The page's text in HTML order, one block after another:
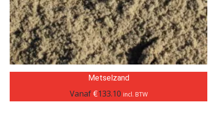
Metselzand
Vanaf €133.10 incl. BTW